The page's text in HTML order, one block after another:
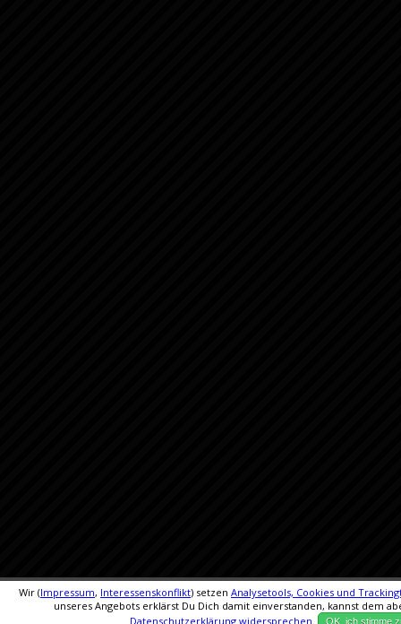
Wir (Impressum, Interessenskonflikt) setzen Analysetools, Cookies und
unseres Angebots erklärst Du Dich damit einverstanden, kannst dem
Datenschutzerklärung widersprechen